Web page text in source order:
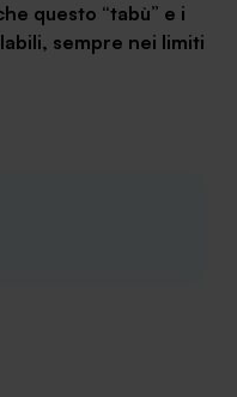
questo “tabù” e i
sempre nei limiti